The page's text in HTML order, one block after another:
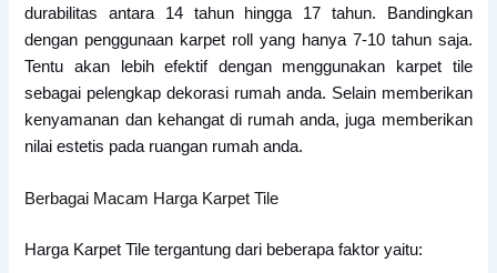
durabilitas antara 14 tahun hingga 17 tahun. Bandingkan
dengan penggunaan karpet roll yang hanya 7-10 tahun saja.
Tentu akan lebih efektif dengan menggunakan karpet tile
sebagai pelengkap dekorasi rumah anda. Selain memberikan
kenyamanan dan kehangat di rumah anda, juga memberikan
nilai estetis pada ruangan rumah anda.
Berbagai Macam Harga Karpet Tile
Harga Karpet Tile tergantung dari beberapa faktor yaitu: